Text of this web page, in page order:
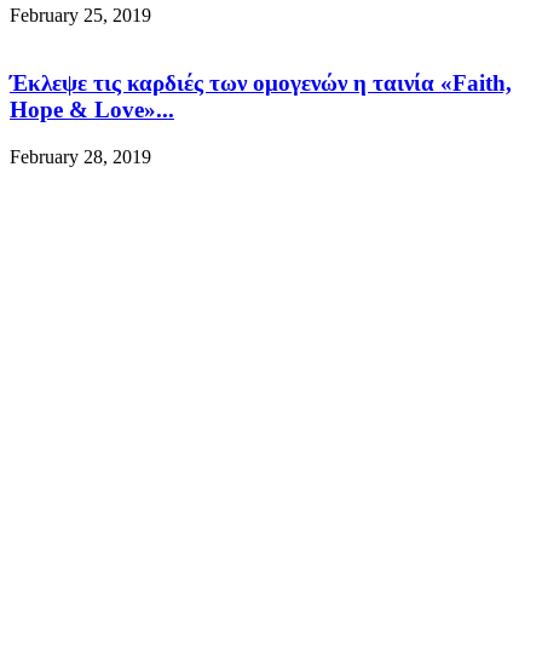
February 25, 2019
Έκλεψε τις καρδιές των ομογενών η ταινία «Faith,
Hope & Love»...
February 28, 2019